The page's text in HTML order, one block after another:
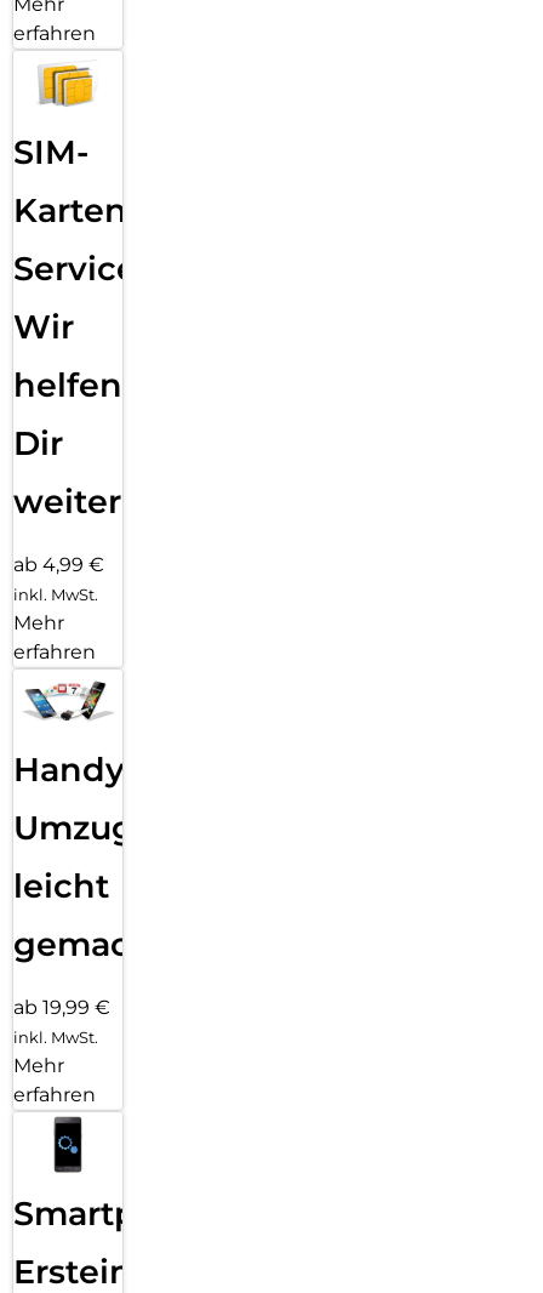
erfahren
SIM-
Karten
Service:
Wir
helfen
Dir
weiter
ab 4,99 €
inkl. MwSt.
Mehr
erfahren
Handy
Umzug
leicht
gemacht!
ab 19,99 €
inkl. MwSt.
Mehr
erfahren
Smartphone
Ersteinrichtung